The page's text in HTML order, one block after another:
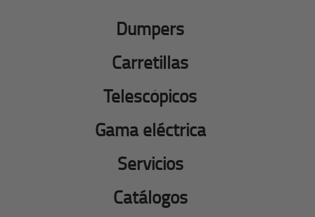
Dumpers
Carretillas
Telescópicos
Gama eléctrica
Servicios
Catálogos